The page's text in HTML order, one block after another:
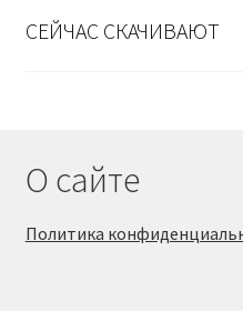
СЕЙЧАС СКАЧИВАЮТ
О сайте
Политика